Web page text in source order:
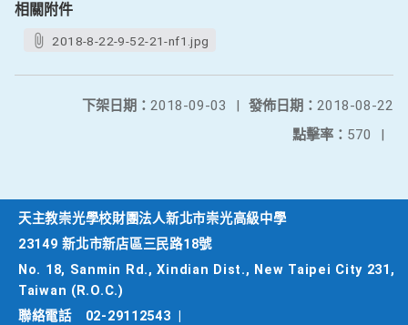
相關附件
2018-8-22-9-52-21-nf1.jpg
發佈日期： 2018-08-22
下架日期： 2018-09-03
|
點擊率： 570 |
天主教崇光學校財團法人新北市崇光高級中學
23149 新北市新店區三民路18號
No. 18, Sanmin Rd., Xindian Dist., New Taipei City 231,
Taiwan (R.O.C.)
聯絡電話
02-29112543